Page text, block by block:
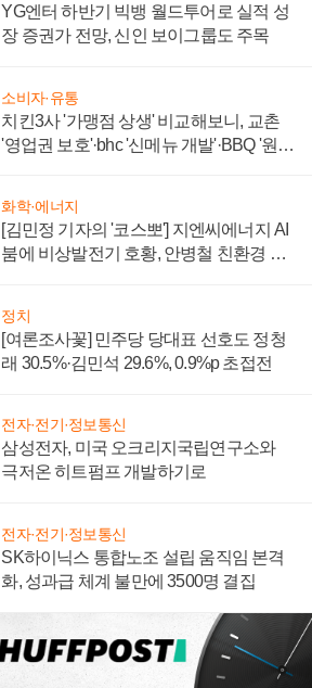
YG엔터 하반기 빅뱅 월드투어로 실적 성
장 증권가 전망, 신인 보이그룹도 주목
소비자·유통
치킨3사 '가맹점 상생' 비교해보니, 교촌
'영업권 보호'·bhc '신메뉴 개발'·BBQ '원가
화학·에너지
[김민정 기자의 '코스뽀'] 지엔씨에너지 AI
붐에 비상발전기 호황, 안병철 친환경 에
정치
[여론조사꽃] 민주당 당대표 선호도 정청
래 30.5%·김민석 29.6%, 0.9%p 초접전
전자·전기·정보통신
삼성전자, 미국 오크리지국립연구소와
극저온 히트펌프 개발하기로
전자·전기·정보통신
SK하이닉스 통합노조 설립 움직임 본격
화, 성과급 체계 불만에 3500명 결집